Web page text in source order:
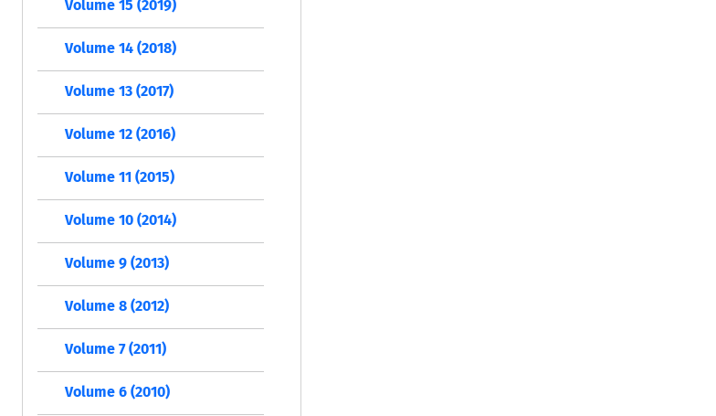
Volume 15 (2019)
Volume 14 (2018)
Volume 13 (2017)
Volume 12 (2016)
Volume 11 (2015)
Volume 10 (2014)
Volume 9 (2013)
Volume 8 (2012)
Volume 7 (2011)
Volume 6 (2010)